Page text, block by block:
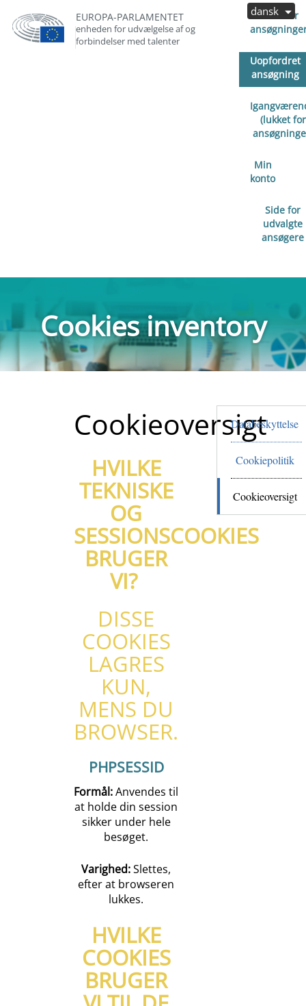
EUROPA-PARLAMENTET
enheden for udvælgelse af og
forbindelser med talenter
Åben for
Uopfordret
ansøgning
(lukket for
Min
konto
Side for
udvalgte
ansøgere
dansk
Cookies inventory
Cookieoversigt
HVILKE
TEKNISKE
OG
SESSIONSCOOKIES
BRUGER
VI?
DISSE
COOKIES
LAGRES
KUN,
MENS DU
BROWSER.
PHPSESSID
Formål:Anvendes til
at holde din session
sikker under hele
besøget.
Varighed:Slettes,
efter at browseren
lukkes.
HVILKE
COOKIES
BRUGER
Databeskyttelse
Cookiepolitik
Cookieoversigt